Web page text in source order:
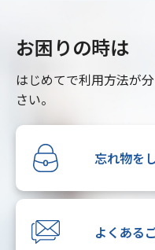
お困りの時は
はじめてで利用方法が
さい。
忘れ物を
よくある